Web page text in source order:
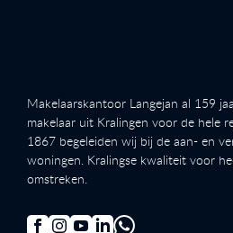
Makelaarskantoor Langejan al 159
makelaar uit Kralingen voor de hele
1867 begeleiden wij bij de aan- en
woningen. Kralingse kwaliteit voor
omstreken.